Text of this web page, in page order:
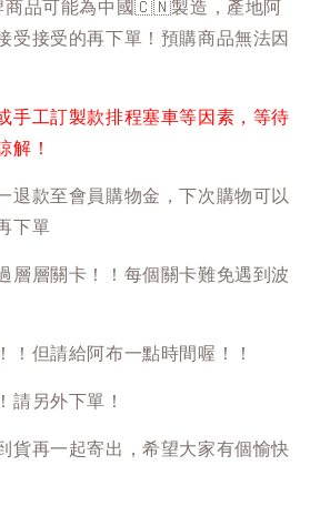
商品可能為中國🇨🇳製造，產地阿
受接受的再下單！預購商品無法因
手工訂製款排程塞車等因素，等待
解！
退款至會員購物金，下次購物可以
下單
層層關卡！！每個關卡難免遇到波
！但請給阿布一點時間喔！！
請另外下單！
貨再一起寄出，希望大家有個愉快